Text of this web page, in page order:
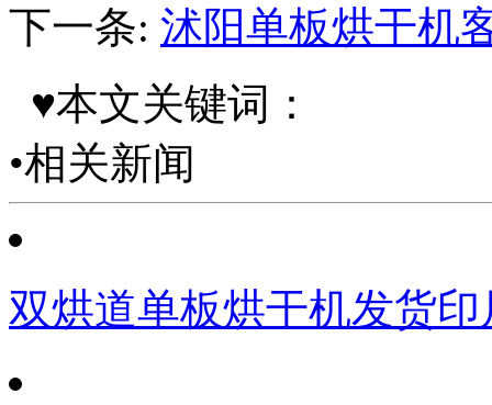
下一条: 沭阳单板烘干机
♥本文关键词：
•相关新闻
双烘道单板烘干机发货印